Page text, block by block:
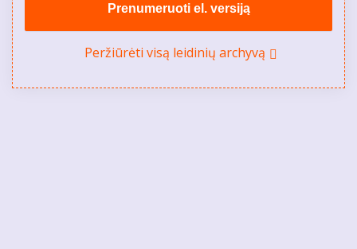
Prenumeruoti el. versiją
Peržiūrėti visą leidinių archyvą